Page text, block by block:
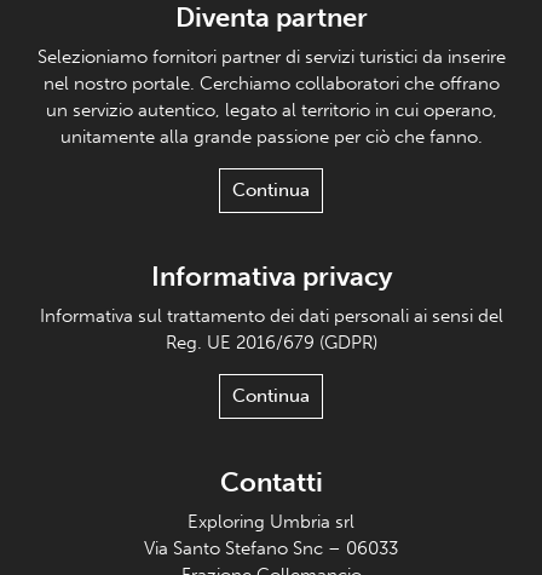
Diventa partner
Selezioniamo fornitori partner di servizi turistici da inserire
nel nostro portale. Cerchiamo collaboratori che offrano
un servizio autentico, legato al territorio in cui operano,
unitamente alla grande passione per ciò che fanno.
Continua
Informativa privacy
Informativa sul trattamento dei dati personali ai sensi del
Reg. UE 2016/679 (GDPR)
Continua
Contatti
Exploring Umbria srl
Via Santo Stefano Snc – 06033